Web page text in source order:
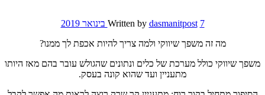
Written by dasmanitpost 7 בינואר 2019
מה זה משפך שיווקי ולמה צריך להיות אכפת לך ממנו?
משפך שיווקי כולל מערכת של כלים ונתונים שהגולש עובר בהם מאז היותו
מתעניין ועד שהוא קונה בעסק.